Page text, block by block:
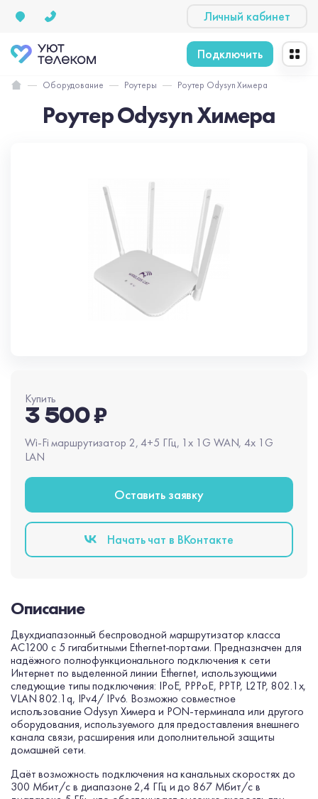
Личный кабинет
Подключить
Оборудование Роутеры Роутер Odysyn Химера
Роутер Odysyn Химера
Купить
3 500 ₽
Wi-Fi маршрутизатор 2, 4+5 ГГц, 1x 1G WAN, 4x 1G
LAN
Оставить заявку
Начать чат в BКонтакте
Описание
Двухдиапазонный беспроводной маршрутизатор класса
AC1200 с 5 гигабитными Ethernet-портами. Предназначен для
надёжного полнофункционального подключения к сети
Интернет по выделенной линии Ethernet, использующими
следующие типы подключения: IPoE, PPPoE, PPTP, L2TP, 802.1x,
VLAN 802.1q, IPv4/ IPv6. Возможно совместное
использование Odysyn Химера и PON-терминала или другого
оборудования, используемого для предоставления внешнего
канала связи, расширения или дополнительной защиты
домашней сети.
Даёт возможность подключения на канальных скоростях до
300 Мбит/с в диапазоне 2,4 ГГц и до 867 Мбит/с в